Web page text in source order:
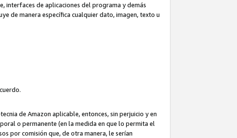
interfaces de aplicaciones del programa y demás
de manera específica cualquier dato, imagen, texto u
de Amazon aplicable, entonces, sin perjuicio y en
o permanente (en la medida en que lo permita el
por comisión que, de otra manera, le serían